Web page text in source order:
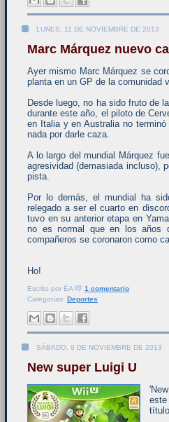
LUNES, 11 DE NOVIEMBRE DE 2013
Marc Márquez nuevo
Ayer mismo Marc Márquez se
planta en un GP de la comunidad
Desde luego, no ha sido fruto de
durante este año, el piloto de
en Italia y en Australia no
nada por darle caza.
A lo largo del mundial Márquez
agresividad (demasiada incluso),
pista.
Por lo demás, el mundial ha
relegado a ser el cuarto en
tuvo en su anterior etapa en
no es normal que en los años
compañeros se coronaron como
Ho!
Escrito por ÉA
1 comentario
Categorías: Deportes
SÁBADO, 9 DE NOVIEMBRE DE 2013
New super Luigi U
este